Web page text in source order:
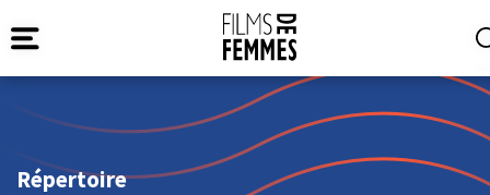
Répertoire